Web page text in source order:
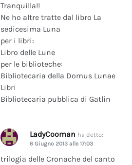
Tranquilla!!
Ne ho altre tratte dal libro La
sedicesima Luna
per i libri:
Libro delle Lune
per le biblioteche:
Bibliotecaria della Domus Lunae
Libri
Bibliotecaria pubblica di Gatlin
LadyCooman ha detto:
6 Giugno 2013 alle 17:03
trilogia delle Cronache del canto